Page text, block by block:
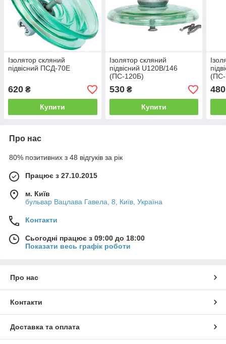
Ізолятор скляний
підвісний ПСД-70Е
620 ₴
Купити
Ізолятор скляний
підвісний U120B/146
(ПС-120Б)
530₴
Купити
480
Про нас
80% позитивних з 48 відгуків за рік
Працює з 27.10.2015
м. Київ
бульвар Вацлава Гавела, 8, Київ, Україна
Контакти
Сьогодні працює з 09:00 до 18:00
Показати весь графік роботи
Про нас
Контакти
Доставка та оплата